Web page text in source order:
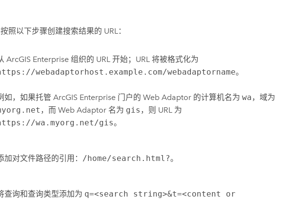
照以下步骤创建搜索结果的 URL：
ArcGIS Enterprise 组织的 URL 开始；URL 将被格式化为
webadaptorhost.example.com/webadaptorname。
如，如果托管 ArcGIS Enterprise门户的 Web Adaptor 的计算机名为 wa，域为
，而 Web Adaptor 名为 gis ，则 URL 为
wa.myorg.net/gis。
加对文件路径的引用： /home/search.html?。
查询和查询类型添加为 q=<search string>&t=<content or